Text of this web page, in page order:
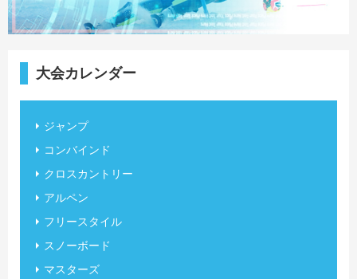
大会カレンダー
ジャンプ
コンバインド
クロスカントリー
アルペン
フリースタイル
スノーボード
マスターズ